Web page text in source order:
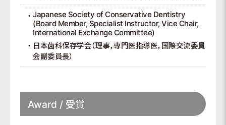
Japanese Society of Conservative Dentistry
(Board Member, Specialist Instructor, Vice Chair,
International Exchange Committee)
日本歯科保存学会（理事，専門医指導医，国際交流委員
会副委員長）
Award / 受賞